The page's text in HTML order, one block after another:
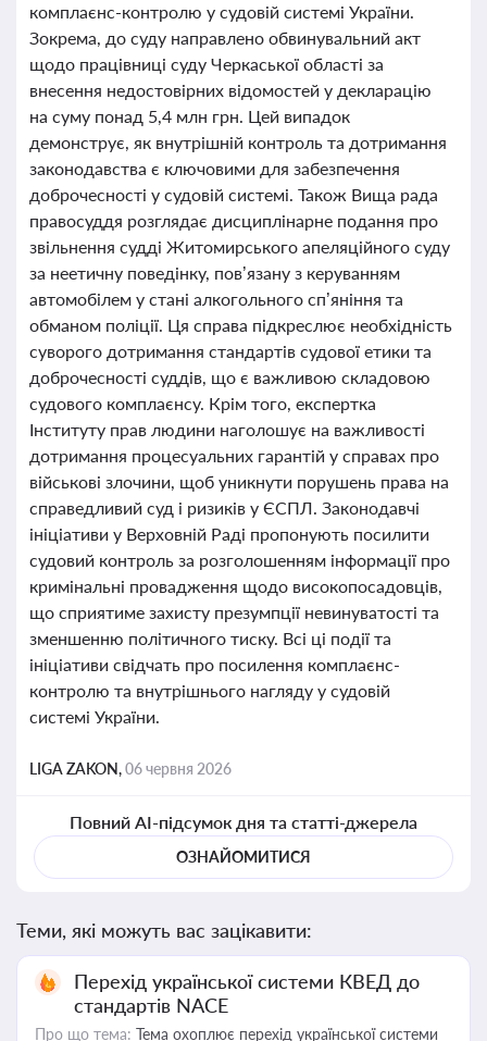
комплаєнс-контролю у судовій системі України.
Зокрема, до суду направлено обвинувальний акт
щодо працівниці суду Черкаської області за
внесення недостовірних відомостей у декларацію
на суму понад 5,4 млн грн. Цей випадок
демонструє, як внутрішній контроль та дотримання
законодавства є ключовими для забезпечення
доброчесності у судовій системі. Також Вища рада
правосуддя розглядає дисциплінарне подання про
звільнення судді Житомирського апеляційного суду
за неетичну поведінку, пов’язану з керуванням
автомобілем у стані алкогольного сп’яніння та
обманом поліції. Ця справа підкреслює необхідність
суворого дотримання стандартів судової етики та
доброчесності суддів, що є важливою складовою
судового комплаєнсу. Крім того, експертка
Інституту прав людини наголошує на важливості
дотримання процесуальних гарантій у справах про
військові злочини, щоб уникнути порушень права на
справедливий суд і ризиків у ЄСПЛ. Законодавчі
ініціативи у Верховній Раді пропонують посилити
судовий контроль за розголошенням інформації про
кримінальні провадження щодо високопосадовців,
що сприятиме захисту презумпції невинуватості та
зменшенню політичного тиску. Всі ці події та
ініціативи свідчать про посилення комплаєнс-
контролю та внутрішнього нагляду у судовій
системі України.
LIGA ZAKON,06 червня 2026
Повний AI-підсумок дня та статті-джерела
ОЗНАЙОМИТИСЯ
Теми, які можуть вас зацікавити:
Перехід української системи КВЕД до
стандартів NACE
Про що тема: Тема охоплює перехід української системи